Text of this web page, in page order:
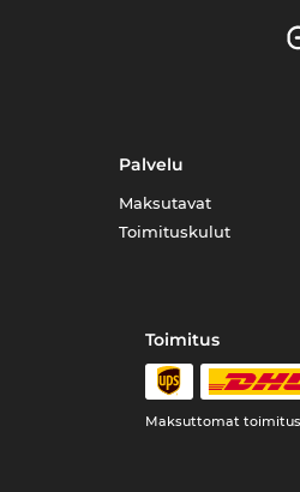
Palvelu
Maksutavat
Toimituskulut
Toimitus
Maksuttomat